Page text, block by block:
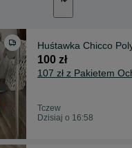
Huśtawka Chicco
100 zł
107 zł z Pakietem
Tczew
Dzisiaj o 16:58